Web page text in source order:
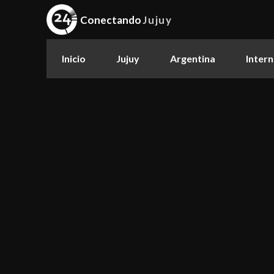
ConectandoJujuy
Inicio Jujuy Argentina